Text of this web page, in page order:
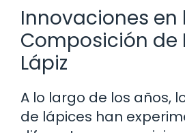
Innovaciones en
Composición de
Lápiz
A lo largo de los años,
de lápices han